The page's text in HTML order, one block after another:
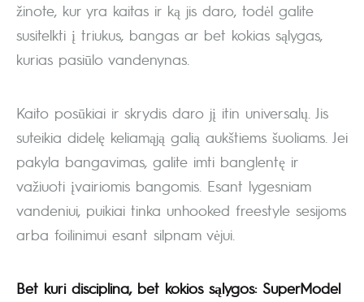
žinote, kur yra kaitas ir ką jis daro, todėl galite
susitelkti į triukus, bangas ar bet kokias sąlygas,
kurias pasiūlo vandenynas.
Kaito posūkiai ir skrydis daro jį itin universalų. Jis
suteikia didelę keliamąją galią aukštiems šuoliams. Jei
pakyla bangavimas, galite imti banglentę ir
važiuoti įvairiomis bangomis. Esant lygesniam
vandeniui, puikiai tinka unhooked freestyle sesijoms
arba foilinimui esant silpnam vėjui.
Bet kuri disciplina, bet kokios sąlygos: SuperModel